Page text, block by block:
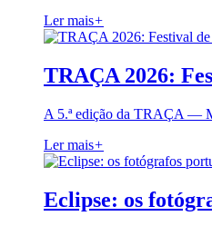
Ler mais+
TRAÇA 2026:
A 5.ª edição da TRAÇA —
Ler mais+
Eclipse: os